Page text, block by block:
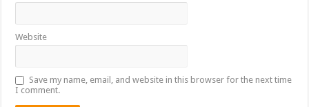
Website
Save my name, email, and website in this browser for the next time
I comment.